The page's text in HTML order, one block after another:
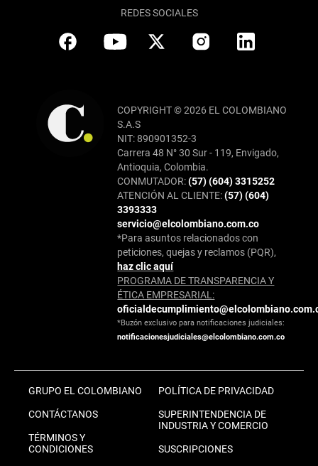
REDES SOCIALES
COPYRIGHT © 2026 EL COLOMBIANO
S.A.S
NIT: 890901352-3
Carrera 48 N° 30 Sur - 119, Envigado,
Antioquia, Colombia.
CONMUTADOR:(57) (604) 3315252
ATENCIÓN AL CLIENTE:(57) (604)
3393333
servicio@elcolombiano.com.co
*Para asuntos relacionados con
peticiones, quejas y reclamos (PQR),
haz clic aquí
PROGRAMA DE TRANSPARENCIA Y
ÉTICA EMPRESARIAL:
*Buzón exclusivo para notificaciones judiciales:
notificacionesjudiciales@elcolombiano.com.co
GRUPO EL COLOMBIANO
CONTÁCTANOS
TÉRMINOS Y
CONDICIONES
POLÍTICA DE PRIVACIDAD
SUPERINTENDENCIA DE
INDUSTRIA Y COMERCIO
SUSCRIPCIONES